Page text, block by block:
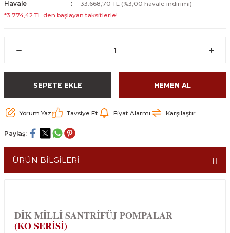
Havale
33.668,70 TL (%3,00 havale indirimi)
*3.774,42 TL den başlayan taksitlerle!
SEPETE EKLE HEMEN AL
Yorum Yaz Tavsiye Et Fiyat Alarmı Karşılaştır
Paylaş:
ÜRÜN BİLGİLERİ
DİK MİLLİ SANTRİFÜJ POMPALAR
(KO SERİSİ)